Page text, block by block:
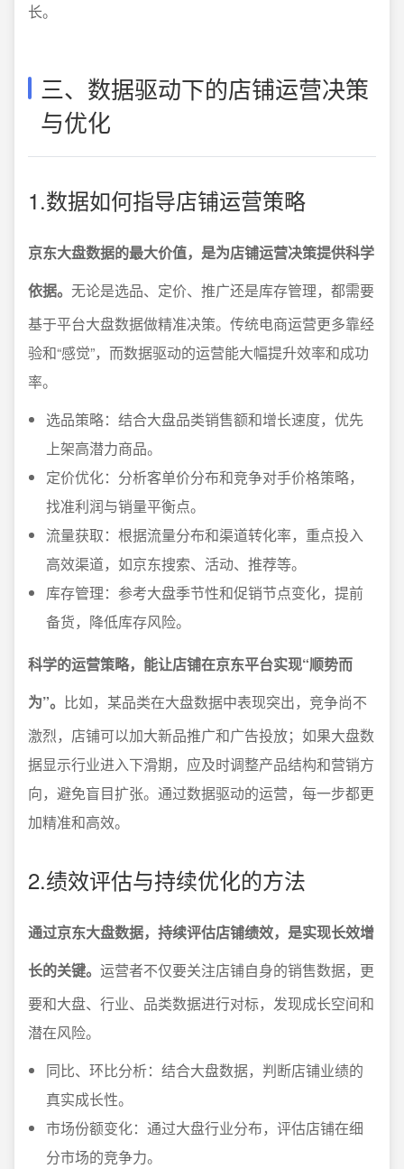
长。
三、数据驱动下的店铺运营决策
与优化
1.数据如何指导店铺运营策略
京东大盘数据的最大价值，是为店铺运营决策提供科学
依据。 无论是选品、定价、推广还是库存管理，都需要
基于平台大盘数据做精准决策。传统电商运营更多靠经
验和“感觉”，而数据驱动的运营能大幅提升效率和成功
率。
选品策略：结合大盘品类销售额和增长速度，优先
上架高潜力商品。
定价优化：分析客单价分布和竞争对手价格策略，
找准利润与销量平衡点。
流量获取：根据流量分布和渠道转化率，重点投入
高效渠道，如京东搜索、活动、推荐等。
库存管理：参考大盘季节性和促销节点变化，提前
备货，降低库存风险。
科学的运营策略，能让店铺在京东平台实现“顺势而
为”。 比如，某品类在大盘数据中表现突出，竞争尚不
激烈，店铺可以加大新品推广和广告投放；如果大盘数
据显示行业进入下滑期，应及时调整产品结构和营销方
向，避免盲目扩张。通过数据驱动的运营，每一步都更
加精准和高效。
2.绩效评估与持续优化的方法
通过京东大盘数据，持续评估店铺绩效，是实现长效增
长的关键。 运营者不仅要关注店铺自身的销售数据，更
要和大盘、行业、品类数据进行对标，发现成长空间和
潜在风险。
同比、环比分析：结合大盘数据，判断店铺业绩的
真实成长性。
市场份额变化：通过大盘行业分布，评估店铺在细
分市场的竞争力。